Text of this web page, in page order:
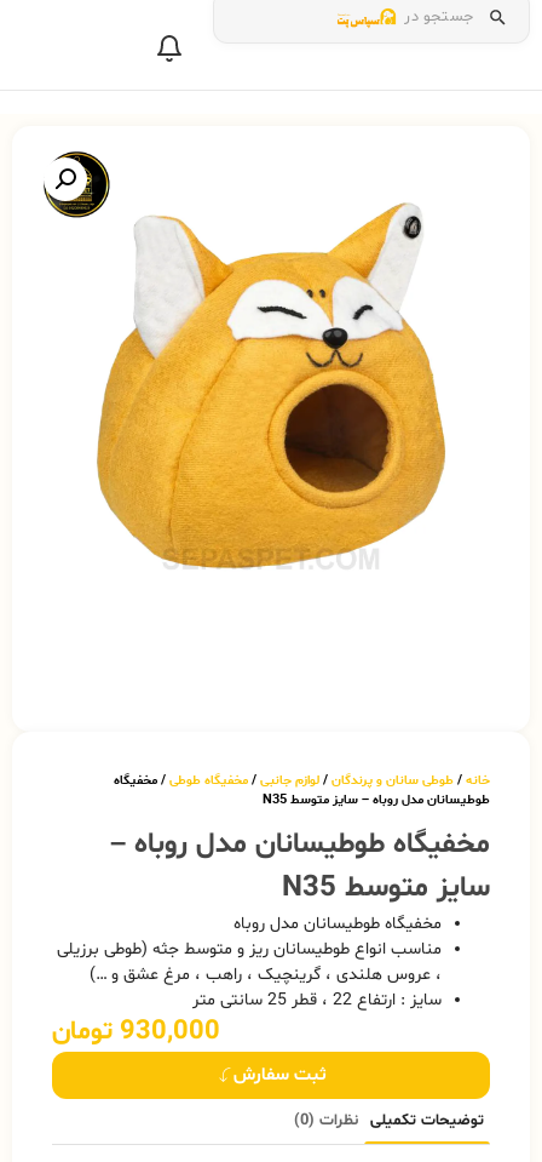
جستجو در
خانه / طوطی سانان و پرندگان / لوازم جانبی / مخفیگاه طوطی / مخفیگاه
طوطیسانان مدل روباه – سایز متوسط N35
مخفیگاه طوطیسانان مدل روباه –
سایز متوسط N35
مخفیگاه طوطیسانان مدل روباه
مناسب انواع طوطیسانان ریز و متوسط جثه (طوطی برزیلی
، عروس هلندی ، گرینچیک ، راهب ، مرغ عشق و …)
سایز : ارتفاع 22 ، قطر 25 سانتی متر
930,000 تومان
ثبت سفارش
توضیحات تکمیلی نظرات (0)